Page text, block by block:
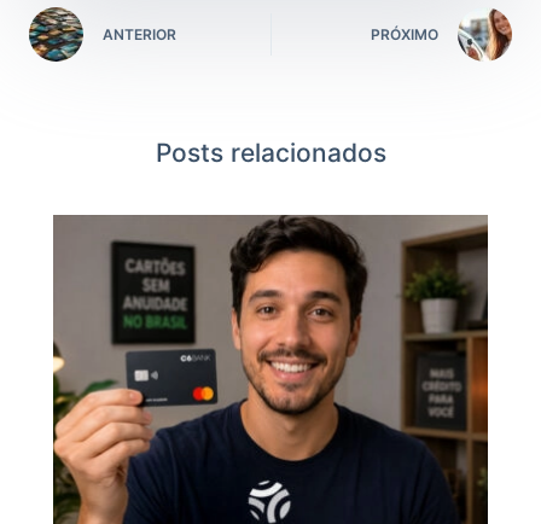
ANTERIOR PRÓXIMO
Posts relacionados